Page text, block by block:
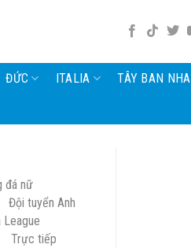
ĐỨC ITALIA TÂY BAN NHA
đá nữ
Đội tuyển Anh
League
Trực tiếp